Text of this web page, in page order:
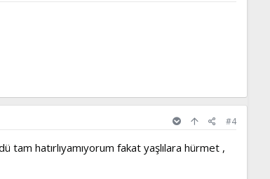
#4
hatırlıyamıyorum fakat yaşlılara hürmet ,